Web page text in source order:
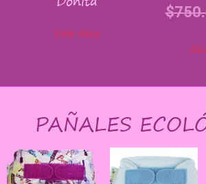
Leer más
$
PAÑALES